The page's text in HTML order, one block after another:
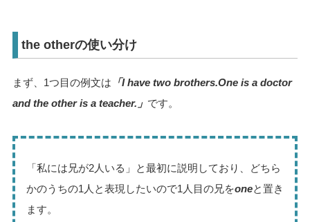
the otherの使い分け
まず、1つ目の例文は 「I have two brothers.One is a doctor
and the other is a teacher.」 です。
「私には兄が2人いる」と最初に説明しており、どちら
かのうちの1人と表現したいので1人目の兄をoneと置き
ます。